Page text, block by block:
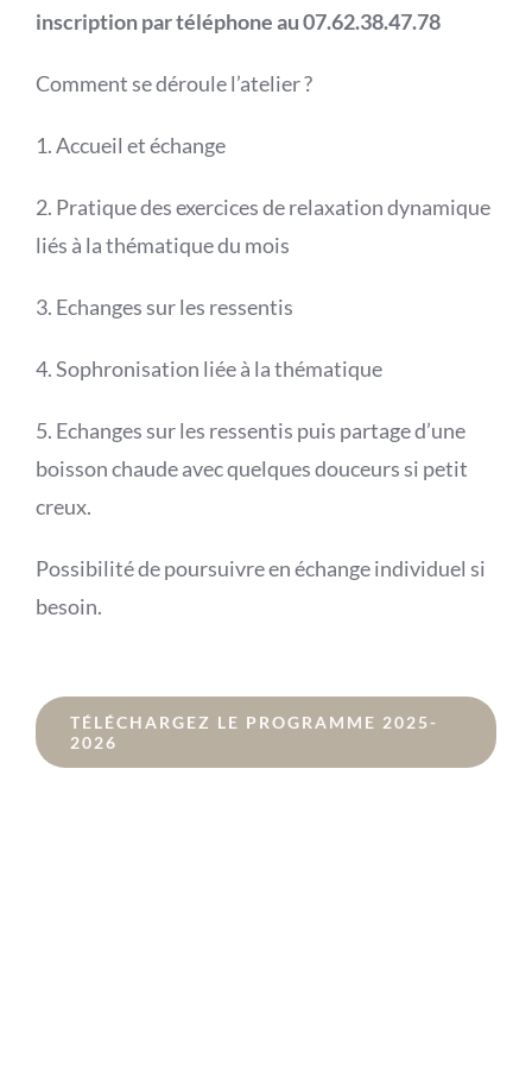
inscription par téléphone au 07.62.38.47.78
Comment se déroule l’atelier ?
1. Accueil et échange
2. Pratique des exercices de relaxation dynamique
liés à la thématique du mois
3. Echanges sur les ressentis
4. Sophronisation liée à la thématique
5. Echanges sur les ressentis puis partage d’une
boisson chaude avec quelques douceurs si petit
creux.
Possibilité de poursuivre en échange individuel si
besoin.
TÉLÉCHARGEZ LE PROGRAMME 2025-
2026